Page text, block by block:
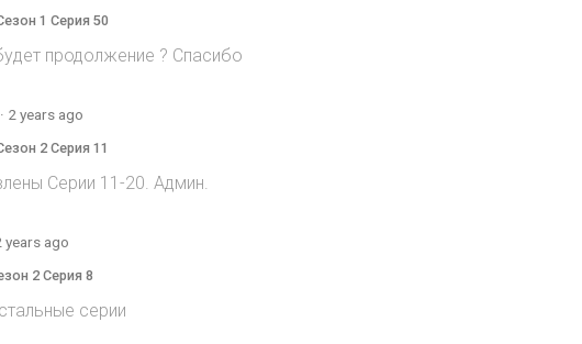
1 Серия 50
продолжение ? Спасибо
· 2 years ago
2 Серия 11
Серии 11-20. Админ.
years ago
2 Серия 8
серии